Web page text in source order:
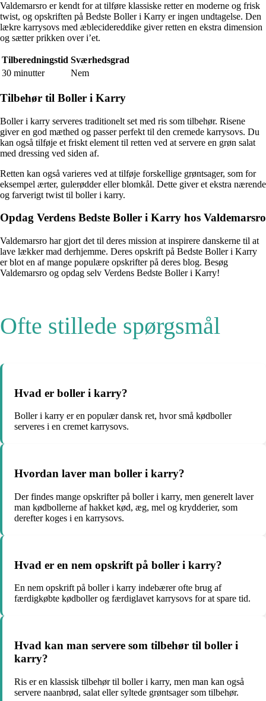
Valdemarsro er kendt for at tilføre klassiske retter en moderne og frisk
twist, og opskriften på Bedste Boller i Karry er ingen undtagelse. Den
lækre karrysovs med æblecidereddike giver retten en ekstra dimension
og sætter prikken over i’et.
Tilberedningstid Sværhedsgrad
30 minutter
Nem
Tilbehør til Boller i Karry
Boller i karry serveres traditionelt set med ris som tilbehør. Risene
giver en god mæthed og passer perfekt til den cremede karrysovs. Du
kan også tilføje et friskt element til retten ved at servere en grøn salat
med dressing ved siden af.
Retten kan også varieres ved at tilføje forskellige grøntsager, som for
eksempel ærter, gulerødder eller blomkål. Dette giver et ekstra nærende
og farverigt twist til boller i karry.
Opdag Verdens Bedste Boller i Karry hos Valdemarsro
Valdemarsro har gjort det til deres mission at inspirere danskerne til at
lave lækker mad derhjemme. Deres opskrift på Bedste Boller i Karry
er blot en af mange populære opskrifter på deres blog. Besøg
Valdemarsro og opdag selv Verdens Bedste Boller i Karry!
Ofte stillede spørgsmål
Hvad er boller i karry?
Boller i karry er en populær dansk ret, hvor små kødboller
serveres i en cremet karrysovs.
Hvordan laver man boller i karry?
Der findes mange opskrifter på boller i karry, men generelt laver
man kødbollerne af hakket kød, æg, mel og krydderier, som
derefter koges i en karrysovs.
Hvad er en nem opskrift på boller i karry?
En nem opskrift på boller i karry indebærer ofte brug af
færdigkøbte kødboller og færdiglavet karrysovs for at spare tid.
Hvad kan man servere som tilbehør til boller i
karry?
Ris er en klassisk tilbehør til boller i karry, men man kan også
servere naanbrød, salat eller syltede grøntsager som tilbehør.